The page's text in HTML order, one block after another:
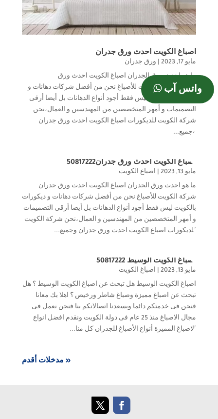
اصباغ الكويت احدث ورق جدران
مايو 17, 2023 | ورق جدران
ما هو احدث ورق الجدران اصباغ الكويت احدث ورق
جدران شركة الكويت للأصباغ نحن من أفضل شركات دهانات و
ديكورات بالكويت ليس فقط أجود أنواع الدهانات بل أيضا أرقى
التصميمات و أمهر المتخصصين من المهندسين و العمال،نحن
شركة الكويت للديكورات اصباغ الكويت احدث ورق جدران
وجميع...
اصباغ الكويت احدث ورق جدران50817222
مايو 13, 2023 | اصباغ الكويت
ما هو احدث ورق الجدران اصباغ الكويت احدث ورق جدران
شركة الكويت للأصباغ نحن من أفضل شركات دهانات و ديكورات
بالكويت ليس فقط أجود أنواع الدهانات بل أيضا أرقى التصميمات
و أمهر المتخصصين من المهندسين و العمال،نحن شركة الكويت
للديكورات اصباغ الكويت احدث ورق جدران وجميع...
اصباغ الكويت الوسيط 50817222
مايو 13, 2023 | اصباغ الكويت
اصباغ الكويت الوسيط هل تبحث عن اصباغ الكويت الوسيط ؟ هل
تبحث عن اصباغ مميزة وصباغ شاطر ورخيص ؟ اهلا بك معانا
فنحن فى خدمتكم دائما ويسعدنا اتصالاتكم بنا فنحن نعمل فى
مجال الاصباغ منذ 25 عام فى دولة الكويت ونقدم افضل انواع
الاصباغ المميزة أنواع الأصباغ للجدران كل منا...
« مدخلات أقدم
واتس آب